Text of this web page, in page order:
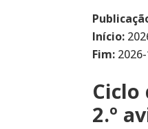
Início:
Fim:
Ciclo
2.º